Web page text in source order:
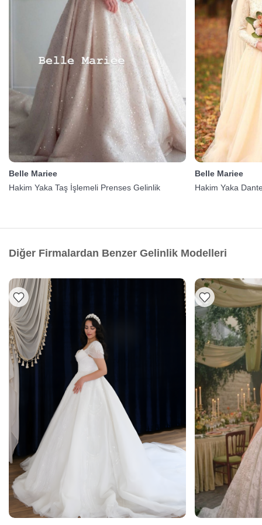
Belle Mariee
Hakim Yaka Taş İşlemeli Prenses Gelinlik
Belle Mariee
Hakim Yaka
Diğer Firmalardan Benzer Gelinlik Modelleri